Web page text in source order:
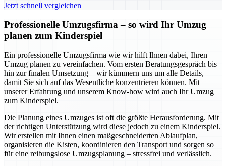
Jetzt schnell vergleichen
Professionelle Umzugsfirma – so wird Ihr Umzug
planen zum Kinderspiel
Ein professionelle Umzugsfirma wie wir hilft Ihnen dabei, Ihren
Umzug planen zu vereinfachen. Vom ersten Beratungsgespräch bis
hin zur finalen Umsetzung – wir kümmern uns um alle Details,
damit Sie sich auf das Wesentliche konzentrieren können. Mit
unserer Erfahrung und unserem Know-how wird auch Ihr Umzug
zum Kinderspiel.
Die Planung eines Umzuges ist oft die größte Herausforderung. Mit
der richtigen Unterstützung wird diese jedoch zu einem Kinderspiel.
Wir erstellen mit Ihnen einen maßgeschneiderten Ablaufplan,
organisieren die Kisten, koordinieren den Transport und sorgen so
für eine reibungslose Umzugsplanung – stressfrei und verlässlich.